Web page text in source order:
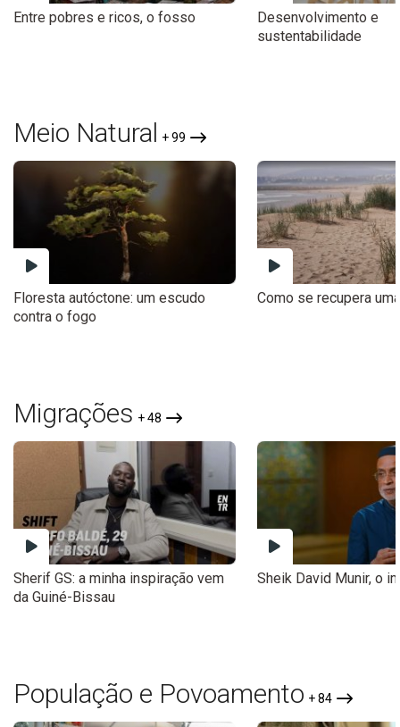
Entre pobres e ricos, o fosso
Desenvolvimento e
sustentabilidade
Meio Natural + 99
Floresta autóctone: um escudo
contra o fogo
Como se recupera
Migrações + 48
Sherif GS: a minha inspiração vem
da Guiné-Bissau
Sheik David Munir, o
População e Povoamento + 84